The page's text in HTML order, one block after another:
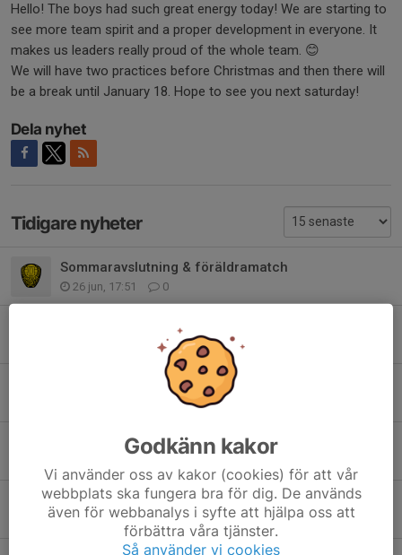
Hello! The boys had such great energy today! We are starting to
see more team spirit and a proper development in everyone. It
makes us leaders really proud of the whole team. 😊
We will have two practices before Christmas and then there will
be a break until January 18. Hope to see you next saturday!
Dela nyhet
Tidigare nyheter
Sommaravslutning & föräldramatch
26 jun, 17:51 0
0
Avslutning & föräldramatch
Fantastiskt jobbat
30 aug 2025 1
Godkänn kakor
Vi använder oss av kakor (cookies) för att vår
webbplats ska fungera bra för dig. De används
även för webbanalys i syfte att hjälpa oss att
förbättra våra tjänster.
Så använder vi cookies